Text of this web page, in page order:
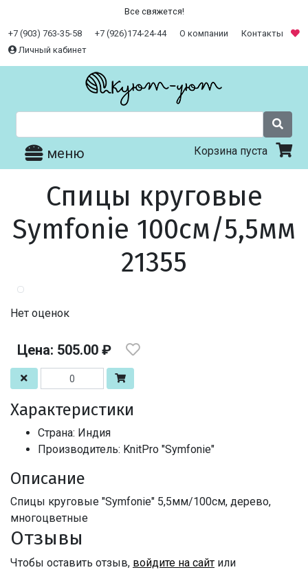
Все свяжется!
+7 (903) 763-35-58 +7 (926)174-24-44 О компании
Контакты
Личный кабинет
меню Корзина пуста
Спицы круговые
Symfonie 100см/5,5мм
21355
Нет оценок
Цена: 505.00 ₽
Характеристики
Страна: Индия
Производитель: KnitPro "Symfonie"
Описание
Спицы круговые "Symfonie" 5,5мм/100см, дерево,
многоцветные
Отзывы
Чтобы оставить отзыв, войдите на сайт или